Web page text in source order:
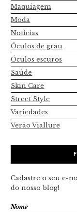
Maquiagem
Moda
Notícias
Óculos de grau
Óculos escuros
Saúde
Skin Care
Street Style
Variedades
Verão Viallure
Cadastre o seu e-
do nosso blog!
Nome